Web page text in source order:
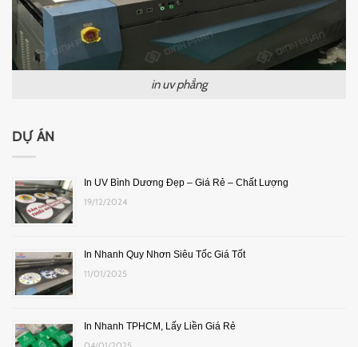
in uv phẳng
DỰ ÁN
In UV Bình Dương Đẹp – Giá Rẻ – Chất Lượng
19/12/2024
In Nhanh Quy Nhơn Siêu Tốc Giá Tốt
11/01/2025
In Nhanh TPHCM, Lấy Liền Giá Rẻ